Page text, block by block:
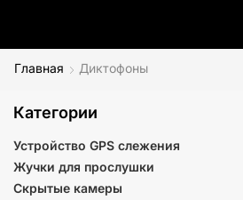
Главная Диктофоны
Категории
Устройство GPS слежения
Жучки для прослушки
Скрытые камеры